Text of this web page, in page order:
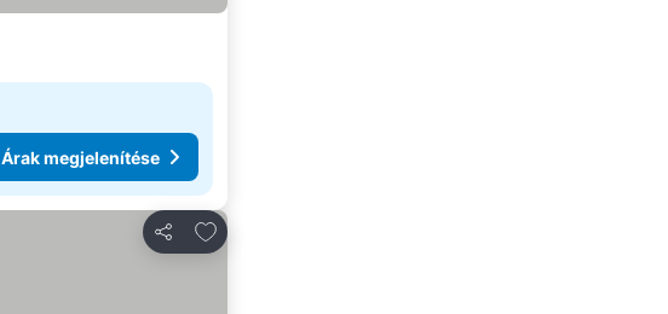
Árak megjelenítése
Megosztás
Hozzáadás a kedvencekhez